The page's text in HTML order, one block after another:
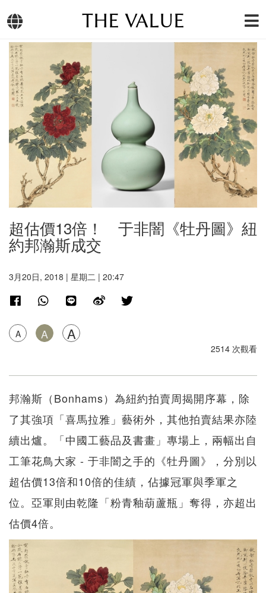
THE VALUE
超估價13倍！ 于非闇《牡丹圖》紐
約邦瀚斯成交
3月20日, 2018 | 星期二 | 20:47
A A A
2514 次觀看
邦瀚斯（Bonhams）為紐約拍賣周揭開序幕，除
了其強項「喜馬拉雅」藝術外，其他拍賣結果亦陸
續出爐。「中國工藝品及書畫」專場上，兩幅出自
工筆花鳥大家 - 于非闇之手的《牡丹圖》，分別以
超估價13倍和10倍的佳績，佔據冠軍與季軍之
位。亞軍則由乾隆「粉青釉葫蘆瓶」奪得，亦超出
估價4倍。